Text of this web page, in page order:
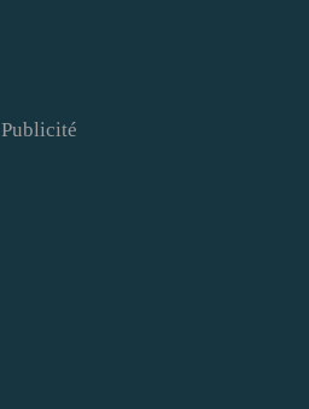
Publicité